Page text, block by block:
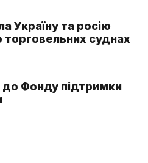
Україну та росію
торговельних суднах
Фонду підтримки